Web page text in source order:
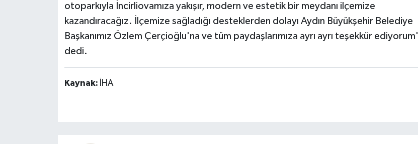
otoparkıyla İncirliovamıza yakışır, modern ve estetik bir meydanı ilçemize
kazandıracağız. İlçemize sağladığı desteklerden dolayı Aydın Büyükşehir Belediye
Başkanımız Özlem Çerçioğlu'na ve tüm paydaşlarımıza ayrı ayrı teşekkür ediyorum'
dedi.
Kaynak: İHA